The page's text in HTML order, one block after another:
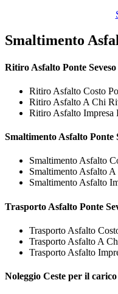
Smaltimento
Ritiro Asfalto Ponte
Ritiro Asfalto Costo
Ritiro Asfalto A Chi
Ritiro Asfalto Impresa
Smaltimento Asfalto Ponte
Smaltimento Asfalto
Smaltimento Asfalto
Smaltimento Asfalto
Trasporto Asfalto Ponte
Trasporto Asfalto
Trasporto Asfalto A
Trasporto Asfalto
Noleggio Ceste per il